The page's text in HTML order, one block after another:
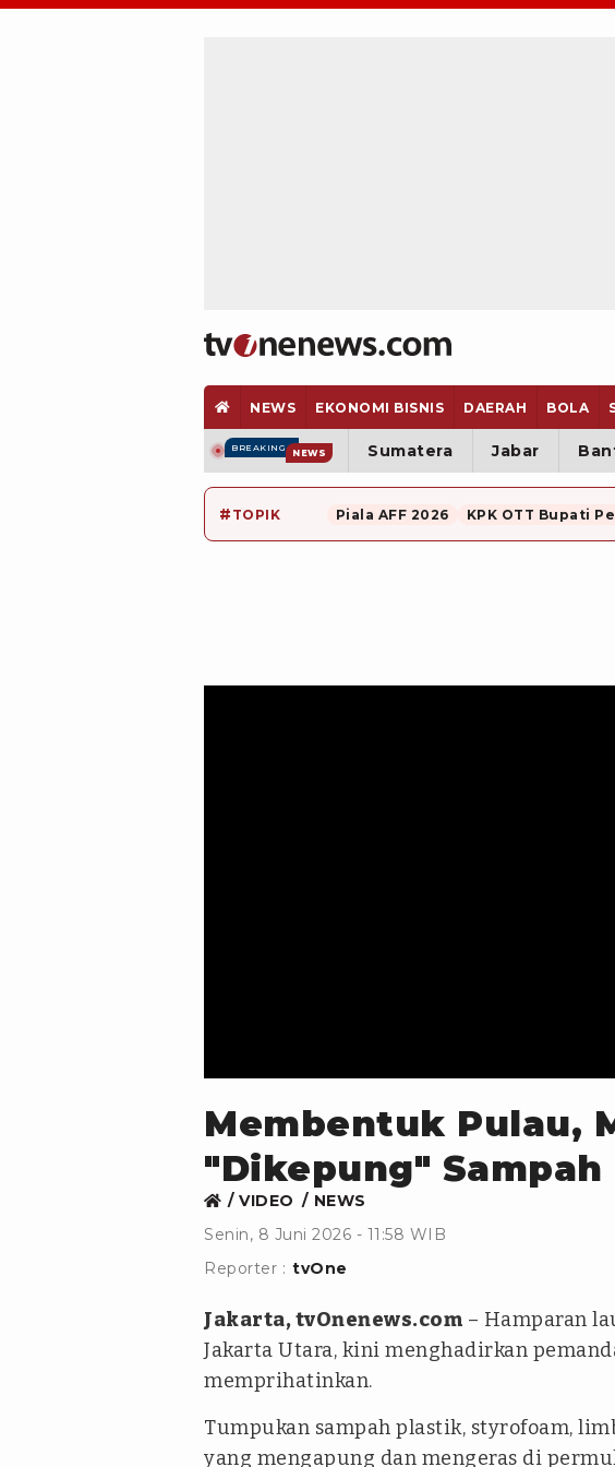
NEWS EKONOMI BISNIS DAERAH BOLA
BREAKING NEWS Sumatera Jabar
# TOPIK Piala AFF 2026 KPK OTT Bupati
Membentuk Pulau,
"Dikepung" Sampah
VIDEO
NEWS
Senin, 8 Juni 2026 - 11:58 WIB
Reporter : tvOne
Jakarta, tvOnenews.com – Hamparan
Jakarta Utara, kini menghadirkan
memprihatinkan.
Tumpukan sampah plastik, styrofoam,
yang mengapung dan mengeras di